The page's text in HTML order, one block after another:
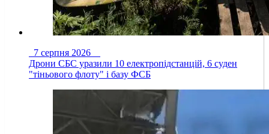
7 серпня 2026
Дрони СБС уразили 10 електропідстанцій, 6 суден
"тіньового флоту" і базу ФСБ